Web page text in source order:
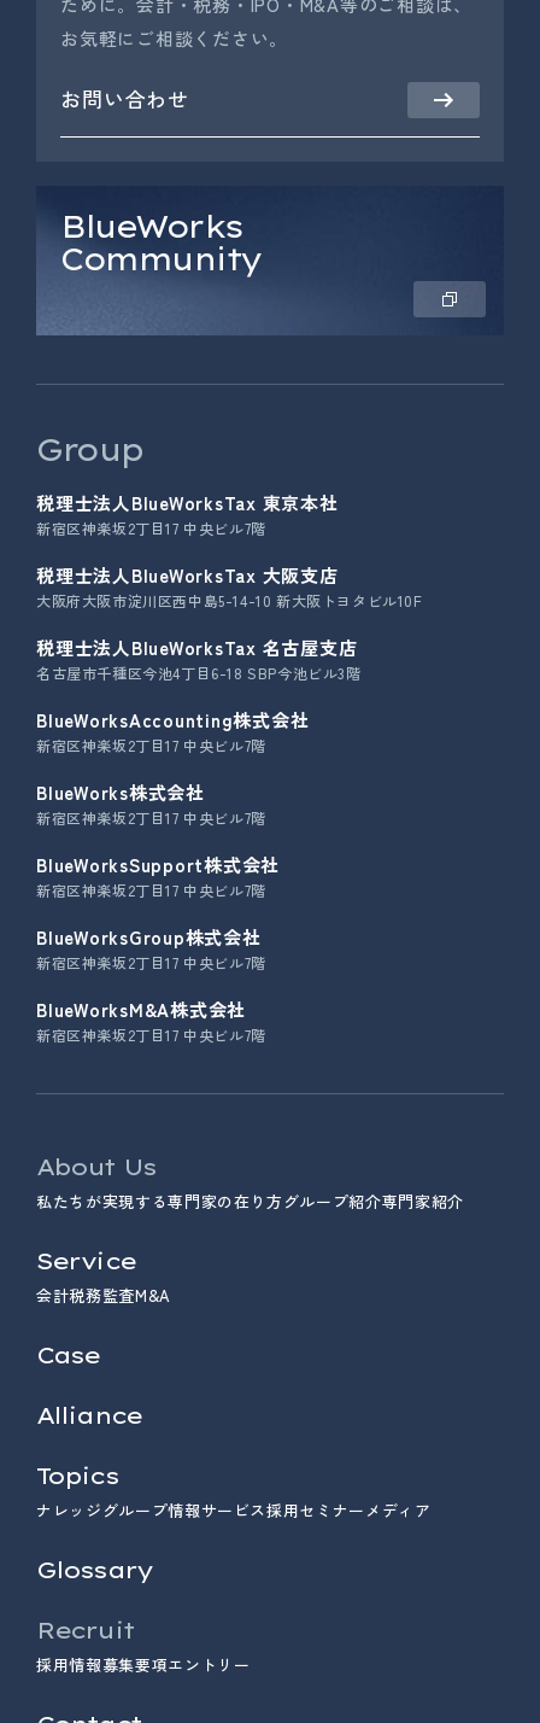
お気軽にご相談ください。
お問い合わせ
BlueWorks
Community
Group
税理士法人BlueWorksTax 東京本社
新宿区神楽坂2丁目17 中央ビル7階
税理士法人BlueWorksTax 大阪支店
大阪府大阪市淀川区西中島5-14-10 新大阪トヨタビル10F
税理士法人BlueWorksTax 名古屋支店
名古屋市千種区今池4丁目6-18 SBP今池ビル3階
BlueWorksAccounting株式会社
新宿区神楽坂2丁目17 中央ビル7階
BlueWorks株式会社
新宿区神楽坂2丁目17 中央ビル7階
BlueWorksSupport株式会社
新宿区神楽坂2丁目17 中央ビル7階
BlueWorksGroup株式会社
新宿区神楽坂2丁目17 中央ビル7階
BlueWorksM&A株式会社
新宿区神楽坂2丁目17 中央ビル7階
About Us
私たちが実現する専門家の在り方 グループ紹介専門家紹介
Service
会計税務監査M&A
Case
Alliance
Topics
ナレッジ グループ情報サービス採用セミナー メディア
Glossary
Recruit
採用情報募集要項エントリー